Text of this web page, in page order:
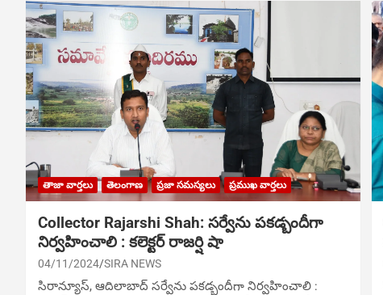
తాజా వార్తలు తెలంగాణ ప్రజా సమస్యలు ప్రముఖ వార్తలు
Collector Rajarshi Shah: సర్వేను ప‌క‌డ్బందీగా
నిర్వ‌హించాలి : క‌లెక్ట‌ర్‌ రాజర్షి షా
04/11/2024 SIRA NEWS
సిరాన్యూస్‌, ఆదిలాబాద్‌ సర్వేను ప‌క‌డ్బందీగా నిర్వ‌హించాలి :